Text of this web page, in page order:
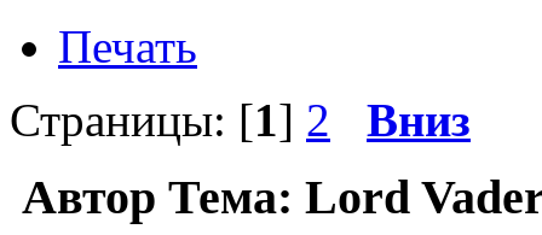
Печать
Страницы: [1] 2 Вниз
Автор Тема: Lord